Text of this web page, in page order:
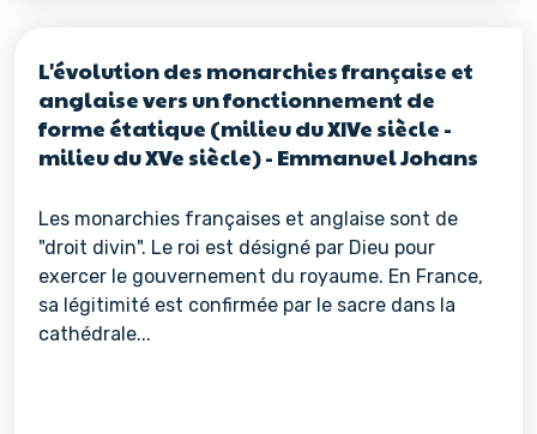
L'évolution des monarchies française et
anglaise vers un fonctionnement de
forme étatique (milieu du XIVe siècle -
milieu du XVe siècle) - Emmanuel Johans
Les monarchies françaises et anglaise sont de
"droit divin". Le roi est désigné par Dieu pour
exercer le gouvernement du royaume. En France,
sa légitimité est confirmée par le sacre dans la
cathédrale...